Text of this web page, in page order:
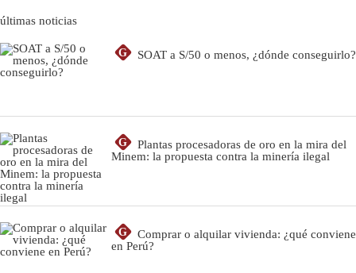
últimas noticias
G SOAT a S/50 o menos, ¿dónde conseguirlo?
G
Plantas procesadoras de oro en la mira del
Minem: la propuesta contra la minería ilegal
G
Comprar o alquilar vivienda: ¿qué conviene
en Perú?